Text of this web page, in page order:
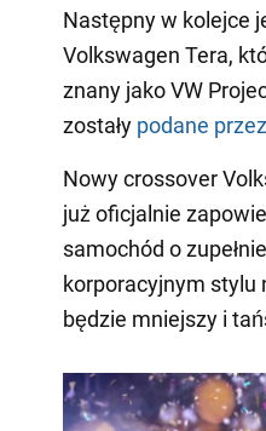
Następny w kolejce
Volkswagen Tera,
znany jako VW
zostały podane przez
Nowy crossover
już oficjalnie
samochód o
korporacyjnym stylu
będzie mniejszy i